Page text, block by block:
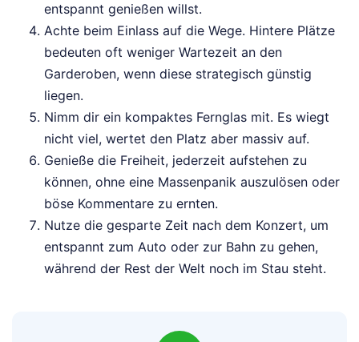
entspannt genießen willst.
Achte beim Einlass auf die Wege. Hintere Plätze
bedeuten oft weniger Wartezeit an den
Garderoben, wenn diese strategisch günstig
liegen.
Nimm dir ein kompaktes Fernglas mit. Es wiegt
nicht viel, wertet den Platz aber massiv auf.
Genieße die Freiheit, jederzeit aufstehen zu
können, ohne eine Massenpanik auszulösen oder
böse Kommentare zu ernten.
Nutze die gesparte Zeit nach dem Konzert, um
entspannt zum Auto oder zur Bahn zu gehen,
während der Rest der Welt noch im Stau steht.